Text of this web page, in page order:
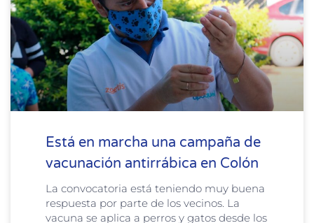
Está en marcha una campaña de
vacunación antirrábica en Colón
La convocatoria está teniendo muy buena
respuesta por parte de los vecinos. La
vacuna se aplica a perros y gatos desde los